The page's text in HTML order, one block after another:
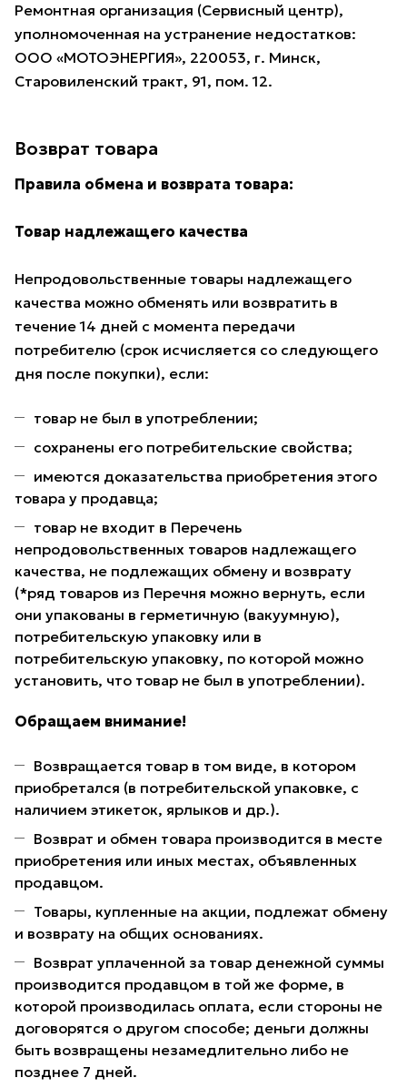
Ремонтная организация (Сервисный центр),
уполномоченная на устранение недостатков:
ООО «МОТОЭНЕРГИЯ», 220053, г. Минск,
Старовиленский тракт, 91, пом. 12.
Возврат товара
Правила обмена и возврата товара:
Товар надлежащего качества
Непродовольственные товары надлежащего
качества можно обменять или возвратить в
течение 14 дней с момента передачи
потребителю (срок исчисляется со следующего
дня после покупки), если:
товар не был в употреблении;
сохранены его потребительские свойства;
имеются доказательства приобретения этого
товара у продавца;
товар не входит в Перечень
непродовольственных товаров надлежащего
качества, не подлежащих обмену и возврату
(*ряд товаров из Перечня можно вернуть, если
они упакованы в герметичную (вакуумную),
потребительскую упаковку или в
потребительскую упаковку, по которой можно
установить, что товар не был в употреблении).
Обращаем внимание!
Возвращается товар в том виде, в котором
приобретался (в потребительской упаковке, с
наличием этикеток, ярлыков и др.).
Возврат и обмен товара производится в месте
приобретения или иных местах, объявленных
продавцом.
Товары, купленные на акции, подлежат обмену
и возврату на общих основаниях.
Возврат уплаченной за товар денежной суммы
производится продавцом в той же форме, в
которой производилась оплата, если стороны не
договорятся о другом способе; деньги должны
быть возвращены незамедлительно либо не
позднее 7 дней.